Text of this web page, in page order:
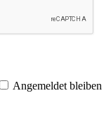
Angemeldet bleiben